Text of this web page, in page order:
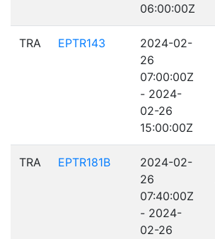
06:00:00Z
TRA EPTR143
2024-02-
26
07:00:00Z
- 2024-
02-26
15:00:00Z
TRA EPTR181B
2024-02-
26
07:40:00Z
- 2024-
02-26